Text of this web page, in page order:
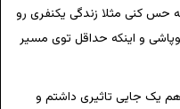
حس کنی مثلا زندگی یکنفری رو
و اینکه حداقل توی مسیر
یک جایی تاثیری داشتم و